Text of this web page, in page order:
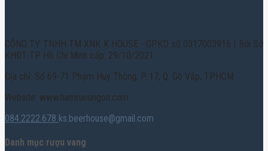
CÔNG TY TNHH TM XNK K HOUSE - GPKD số 0317003916 | Bởi Sở
KHĐT TP. Hồ Chí Minh cấp: 29/10/2021
Địa chỉ: Số 69-71 Phạm Huy Thông, P. 17, Q. Gò Vấp, TPHCM
Website: www.hamruoungon.com
084.2222.678 ks.beerhouse@gmail.com
Danh mục rượu vang